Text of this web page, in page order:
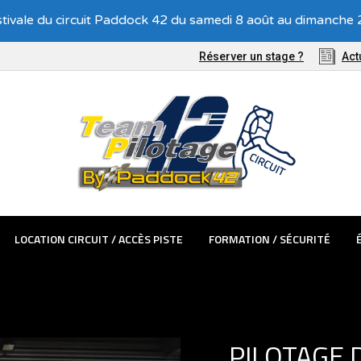
Réserver un stage ?
LOCATION CIRCUIT / ACCÈS PISTE FORMATION / SÉCURITÉ
Recevez nos offres exclusives !
du circuit Paddock 42 du samedi 8 août au dimanche
PASSAGER LOCATION CIRCUIT / ACCÈS PISTE